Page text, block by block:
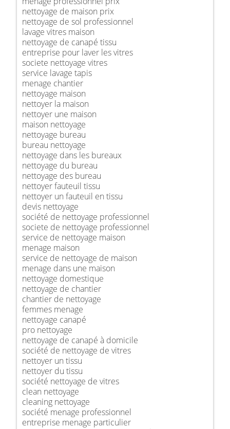
nettoyage de maison prix
nettoyage de sol professionnel
lavage vitres maison
nettoyage de canapé tissu
entreprise pour laver les vitres
societe nettoyage vitres
service lavage tapis
menage chantier
nettoyage maison
nettoyer la maison
nettoyer une maison
maison nettoyage
nettoyage bureau
bureau nettoyage
nettoyage dans les bureaux
nettoyage du bureau
nettoyage des bureau
nettoyer fauteuil tissu
nettoyer un fauteuil en tissu
devis nettoyage
société de nettoyage professionnel
societe de nettoyage professionnel
service de nettoyage maison
menage maison
service de nettoyage de maison
menage dans une maison
nettoyage domestique
nettoyage de chantier
chantier de nettoyage
femmes menage
nettoyage canapé
pro nettoyage
nettoyage de canapé à domicile
société de nettoyage de vitres
nettoyer un tissu
nettoyer du tissu
société nettoyage de vitres
clean nettoyage
cleaning nettoyage
société menage professionnel
entreprise menage particulier